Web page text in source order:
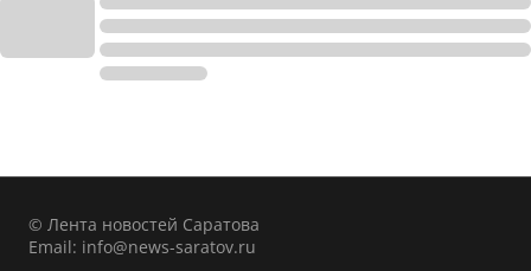
© Лента новостей Саратова
Email: info@news-saratov.ru